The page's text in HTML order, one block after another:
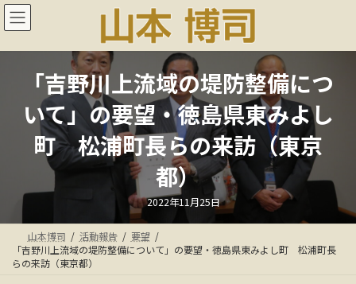
コ
ン
ン
ナ
ビ
ー
「吉野川上流域の堤防整備につ
いて」の要望・徳島県東みよし
町 松浦町長らの来訪（東京
都）
最
終
更
新
日
時
:
2022年11月25日
山本博司 活動報告
要望
「吉野川上流域の堤防整備について」の要望・徳島県東みよし町 松浦町長
らの来訪（東京都）